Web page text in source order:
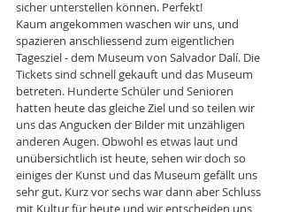
sicher unterstellen können. Perfekt!
Kaum angekommen waschen wir uns, und
spazieren anschliessend zum eigentlichen
Tagesziel - dem Museum von Salvador Dalí. Die
Tickets sind schnell gekauft und das Museum
betreten. Hunderte Schüler und Senioren
hatten heute das gleiche Ziel und so teilen wir
uns das Angucken der Bilder mit unzähligen
anderen Augen. Obwohl es etwas laut und
unübersichtlich ist heute, sehen wir doch so
einiges der Kunst und das Museum gefällt uns
sehr gut. Kurz vor sechs war dann aber Schluss
mit Kultur für heute und wir entscheiden uns